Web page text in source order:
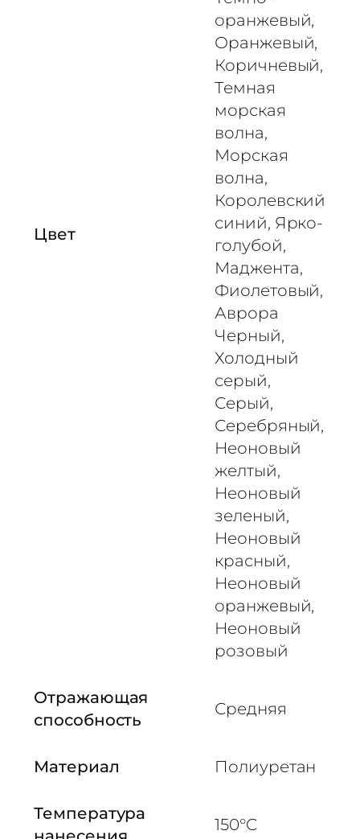
5Цвет
оранжевый,
Оранжевый,
Коричневый,
Темная
морская
волна,
Морская
волна,
Королевский
синий, Ярко-
голубой,
Маджента,
Фиолетовый,
Аврора
Черный,
Холодный
серый,
Серый,
Серебряный,
Неоновый
желтый,
Неоновый
зеленый,
Неоновый
красный,
Неоновый
оранжевый,
Неоновый
розовый
Отражающая
способность
Средняя
Материал Полиуретан
Температура
150°C